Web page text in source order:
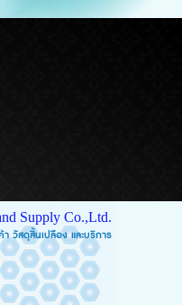
Supply Co.,Ltd.
และบริการ